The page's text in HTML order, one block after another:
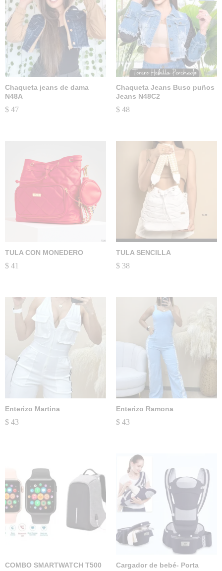
Chaqueta jeans de dama
N48A
$ 47
Chaqueta Jeans Buso puños
Jeans N48C2
$ 48
TULA CON MONEDERO
$ 41
TULA SENCILLA
$ 38
Enterizo Martina
$ 43
Enterizo Ramona
$ 43
COMBO SMARTWATCH T500
Cargador de bebé- Porta